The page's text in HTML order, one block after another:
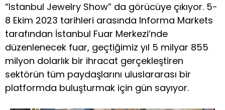
“Istanbul Jewelry Show” da görücüye çıkıyor. 5-
8 Ekim 2023 tarihleri arasında Informa Markets
tarafından İstanbul Fuar Merkezi’nde
düzenlenecek fuar, geçtiğimiz yıl 5 milyar 855
milyon dolarlık bir ihracat gerçekleştiren
sektörün tüm paydaşlarını uluslararası bir
platformda buluşturmak için gün sayıyor.